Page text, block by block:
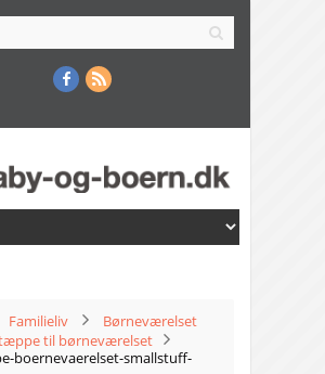
Familieliv
Børneværelset
til børneværelset
boernevaerelset-smallstuff-